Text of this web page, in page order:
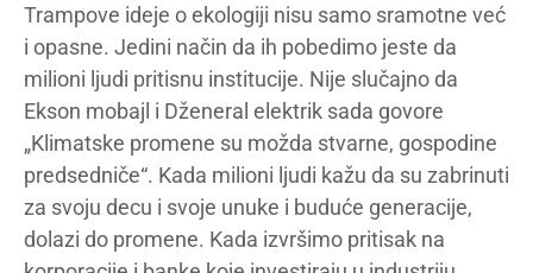
Trampove ideje o ekologiji nisu samo sramotne već
i opasne. Jedini način da ih pobedimo jeste da
milioni ljudi pritisnu institucije. Nije slučajno da
Ekson mobajl i Dženeral elektrik sada govore
„Klimatske promene su možda stvarne, gospodine
predsedniče“. Kada milioni ljudi kažu da su zabrinuti
za svoju decu i svoje unuke i buduće generacije,
dolazi do promene. Kada izvršimo pritisak na